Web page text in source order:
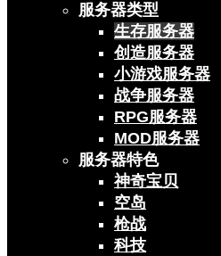
服务器类型
生存服务器
创造服务器
小游戏服务器
战争服务器
RPG服务器
MOD服务器
服务器特色
神奇宝贝
空岛
枪战
科技